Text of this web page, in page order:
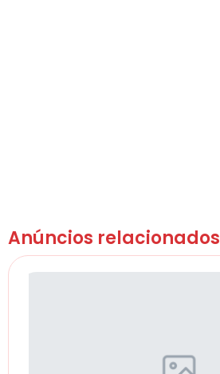
Anúncios relacionados